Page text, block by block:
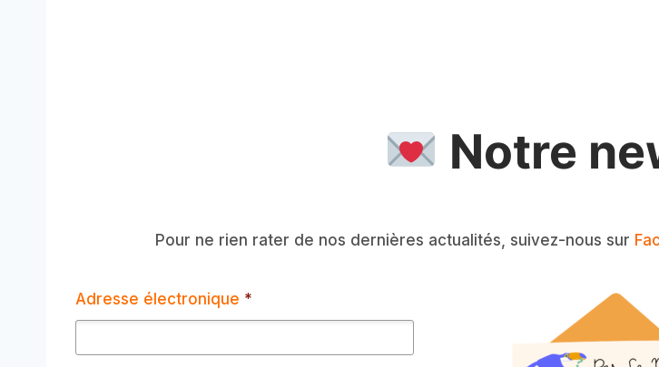
Notre
Pour ne rien rater de nos dernières actualités, suivez-nous sur
Adresse électronique *